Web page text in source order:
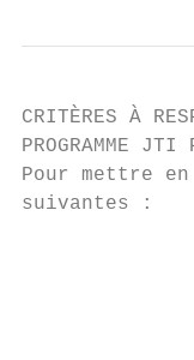
CRITÈRES À
PROGRAMME JTI
Pour mettre
suivantes :